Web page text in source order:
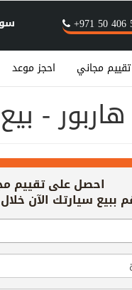
+971 50 406
تقييم مجاني احجز موعد
-
احصل على تقييم
ببيع سيارتك الآن خلال 20 دقيقة!